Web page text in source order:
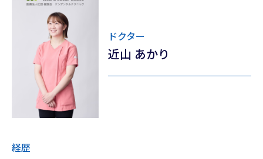
ドクター
近山 あかり
経歴